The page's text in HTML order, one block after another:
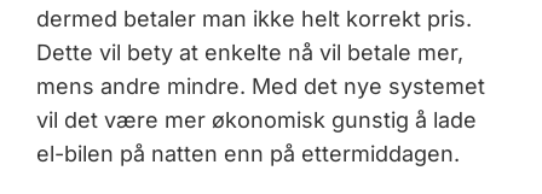
dermed betaler man ikke helt korrekt pris.
Dette vil bety at enkelte nå vil betale mer,
mens andre mindre. Med det nye systemet
vil det være mer økonomisk gunstig å lade
el-bilen på natten enn på ettermiddagen.